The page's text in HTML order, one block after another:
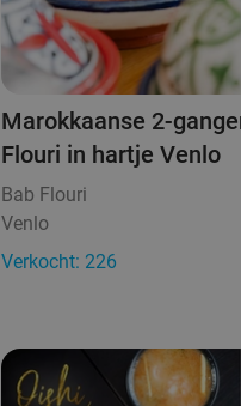
Marokkaanse 2-
Flouri in hartje Venlo
Bab Flouri
Venlo
Verkocht: 226